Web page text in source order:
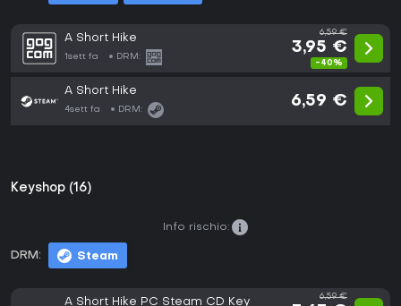
A Short Hike
1sett fa DRM:
6,59 €
3,95 €
-40%
A Short Hike
4sett fa DRM:
6,59 €
Keyshop (16)
DRM: Steam
Info rischio:
A Short Hike PC Steam CD Key 6,59 €